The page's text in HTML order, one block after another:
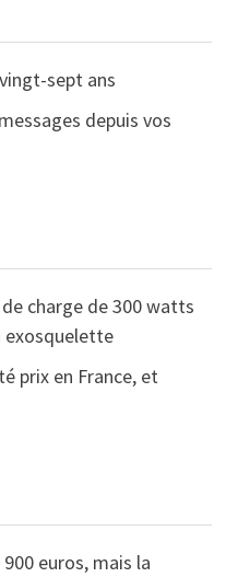
sept ans
depuis vos
charge de 300 watts
exosquelette
prix en France, et
euros, mais la